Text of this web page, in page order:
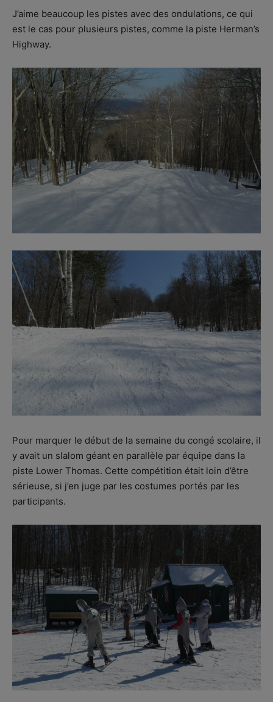
J’aime beaucoup les pistes avec des ondulations, ce qui
est le cas pour plusieurs pistes, comme la piste Herman’s
Highway.
Pour marquer le début de la semaine du congé scolaire, il
y avait un slalom géant en parallèle par équipe dans la
piste Lower Thomas. Cette compétition était loin d’être
sérieuse, si j’en juge par les costumes portés par les
participants.